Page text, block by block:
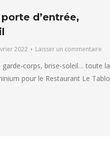
d’entrée,
2022 Laisser un commentaire
corps, brise-soleil… toute la
pour le Restaurant Le Tablo